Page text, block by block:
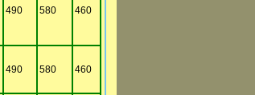
490 580 460
490 580 460